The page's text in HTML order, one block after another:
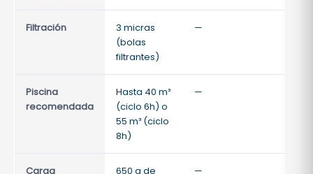
Filtración
3 micras
(bolas
filtrantes)
—
Piscina
recomendada
Hasta 40 m³
(ciclo 6h) o
55 m³ (ciclo
8h)
—
Carga
650 g de
—